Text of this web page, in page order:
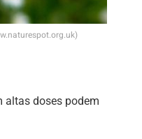
altas doses podem